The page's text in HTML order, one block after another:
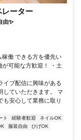
レーター
由✨
働 できる方を優先い
が可能な方歓迎！ ・土
イブ配信に興味がある
していただきます。 マ
も安心して業務に取り
ト 経験者歓迎
ネイルOK
服装自由
ひげOK